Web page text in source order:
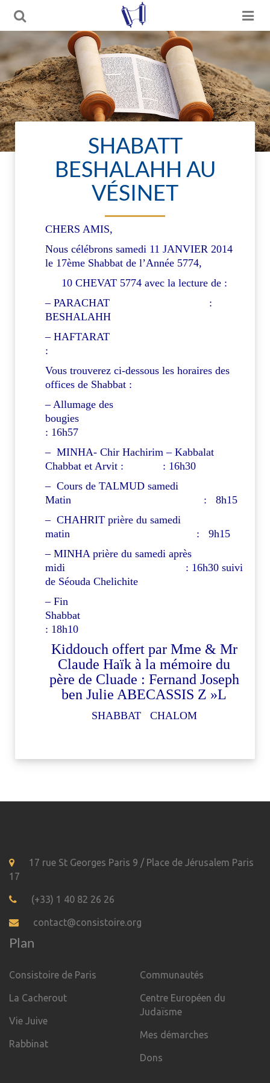
SHABATT
BESHALAHH AU
VÉSINET
CHERS AMIS,
Nous célébrons samedi 11 JANVIER 2014
le 17ème Shabbat de l’Année 5774,
10 CHEVAT 5774 avec la lecture de :
– PARACHAT :
BESHALAHH
– HAFTARAT
:
Vous trouverez ci-dessous les horaires des
offices de Shabbat :
– Allumage des
bougies
: 16h57
– MINHA- Chir Hachirim – Kabbalat
Chabbat et Arvit : : 16h30
– Cours de TALMUD samedi
Matin : 8h15
– CHAHRIT prière du samedi
matin : 9h15
– MINHA prière du samedi après
midi : 16h30 suivi
de Séouda Chelichite
– Fin
: 18h10
Kiddouch offert par Mme & Mr
Claude Haïk à la mémoire du
père de Cluade : Fernand Joseph
ben Julie ABECASSIS Z »L
SHABBAT CHALOM
17 rue St Georges Paris 9 / Place de Jérusalem Paris
17
(+33) 1 40 82 26 26
contact@consistoire.org
Plan
Consistoire de Paris
La Cacherout
Vie Juive
Rabbinat
Communautés
Centre Européen du
Judaïsme
Mes démarches
Dons